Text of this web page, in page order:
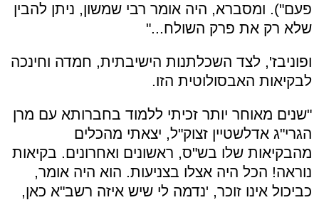
פעם"). ומסברא, היה אומר רבי שמשון, ניתן להבין
שלא רק את פרק השולח..."
ופוניבז', לצד השכלתנות הישיבתית, חמדה וחינכה
לבקיאות האבסולוטית הזו.
"שנים מאוחר יותר זכיתי ללמוד בחברותא עם מרן
הגרי"ג אדלשטיין זצוק"ל, יצאתי מהכלים
מהבקיאות שלו בש"ס, ראשונים ואחרונים. בקיאות
נוראה! הכל היה אצלו בצניעות. הוא היה אומר,
כביכול אינו זוכר, 'נדמה לי שיש איזה רשב"א כאן,